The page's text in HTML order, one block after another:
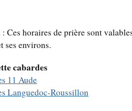
: Ces horaires de prière sont
ses environs.
cabardes
11 Aude
Languedoc-Roussillon